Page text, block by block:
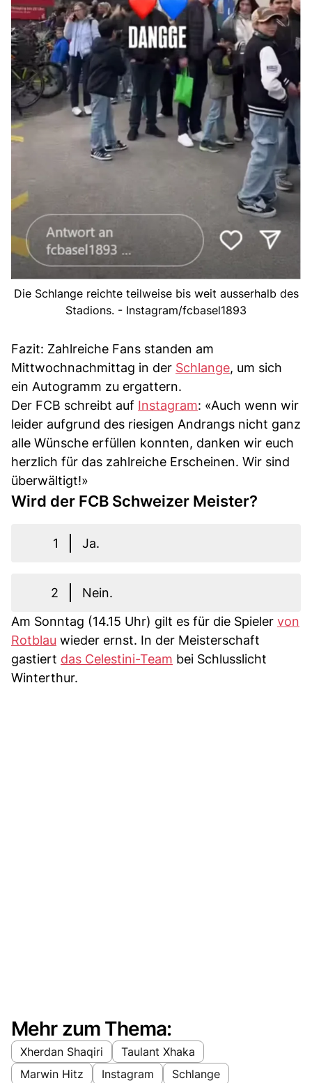
Die Schlange reichte teilweise bis weit ausserhalb des
Stadions. - Instagram/fcbasel1893
Fazit: Zahlreiche Fans standen am
Mittwochnachmittag in der Schlange, um sich
ein Autogramm zu ergattern.
Der FCB schreibt auf Instagram: «Auch wenn wir
leider aufgrund des riesigen Andrangs nicht ganz
alle Wünsche erfüllen konnten, danken wir euch
herzlich für das zahlreiche Erscheinen. Wir sind
überwältigt!»
Wird der FCB Schweizer Meister?
1 Ja.
2
Nein.
Am Sonntag (14.15 Uhr) gilt es für die Spieler von
Rotblau wieder ernst. In der Meisterschaft
gastiert das Celestini-Team bei Schlusslicht
Winterthur.
Mehr zum Thema:
Xherdan Shaqiri
Taulant Xhaka
Marwin Hitz
Instagram Schlange